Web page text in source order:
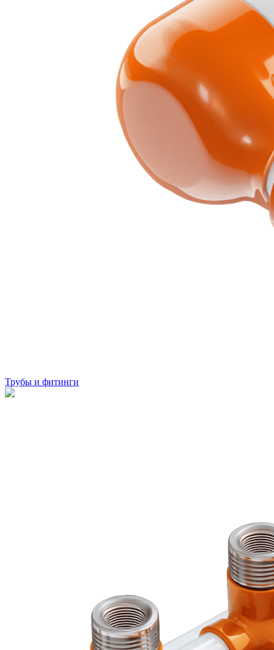
Трубы и фитинги